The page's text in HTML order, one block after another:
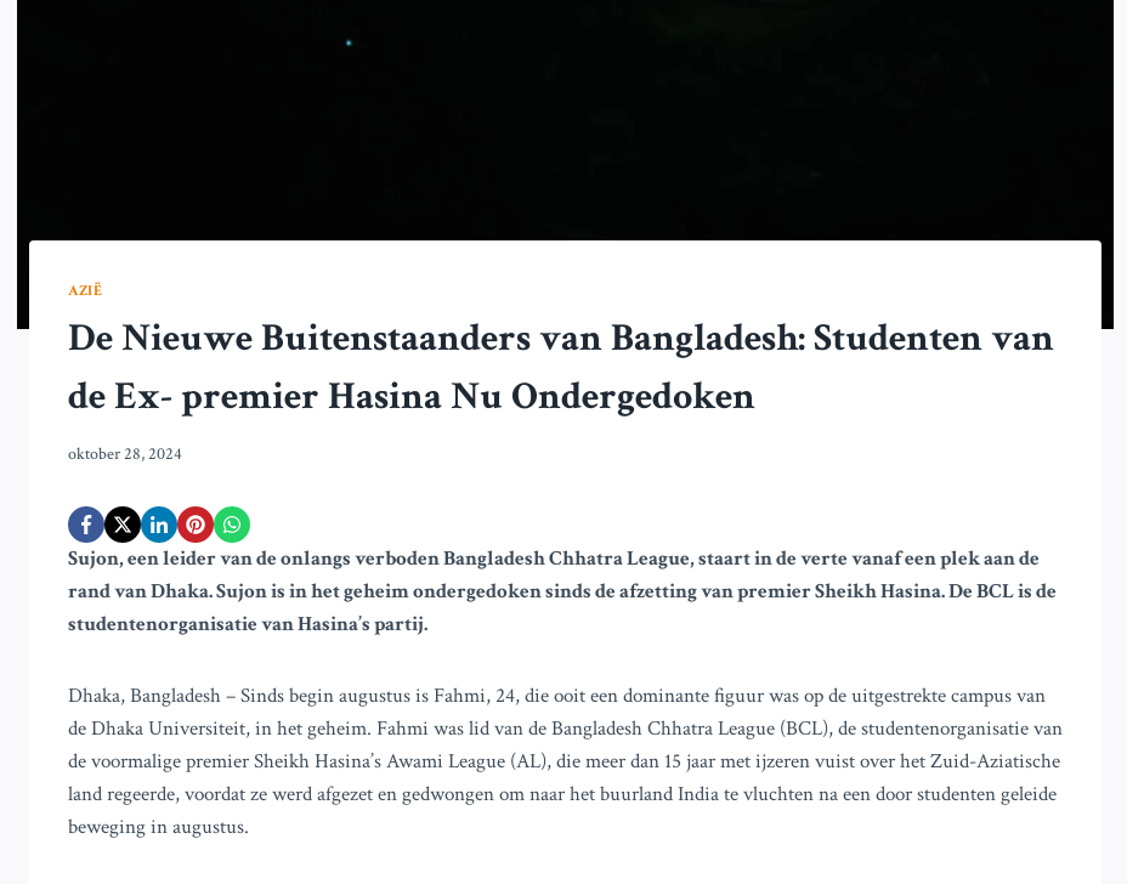
AZIË
De Nieuwe Buitenstaanders van Bangladesh: Studenten van
de Ex- premier Hasina Nu Ondergedoken
oktober 28, 2024
Sujon, een leider van de onlangs verboden Bangladesh Chhatra League, staart in de verte vanaf een plek aan de
rand van Dhaka. Sujon is in het geheim ondergedoken sinds de afzetting van premier Sheikh Hasina. De BCL is de
studentenorganisatie van Hasina’s partij.
Dhaka, Bangladesh – Sinds begin augustus is Fahmi, 24, die ooit een dominante figuur was op de uitgestrekte campus van
de Dhaka Universiteit, in het geheim. Fahmi was lid van de Bangladesh Chhatra League (BCL), de studentenorganisatie van
de voormalige premier Sheikh Hasina’s Awami League (AL), die meer dan 15 jaar met ijzeren vuist over het Zuid-Aziatische
land regeerde, voordat ze werd afgezet en gedwongen om naar het buurland India te vluchten na een door studenten geleide
beweging in augustus.